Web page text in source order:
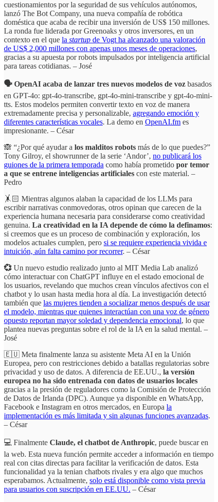
cuestionamientos por la seguridad de sus vehículos autónomos,
lanzó The Bot Company, una nueva compañía de robótica
doméstica que acaba de recibir una inversión de US$ 150 millones.
La ronda fue liderada por Greenoaks y otros inversores, en un
contexto en el que la startup de Vogt ha alcanzado una valoración
de US$ 2,000 millones con apenas unos meses de operaciones,
gracias a su apuesta por robots impulsados por inteligencia artificial
para tareas cotidianas. – José
🗣️ OpenAI acaba de lanzar tres nuevos modelos de voz basados
en GPT-4o: gpt-4o-transcribe, gpt-4o-mini-transcribe y gpt-4o-mini-
tts. Estos modelos permiten convertir texto en voz de manera
extremadamente precisa y personalizable, agregando emoción y
diferentes características vocales. La demo en OpenAI.fm es
impresionante. – César
🙈 “¿Por qué ayudar a los malditos robots más de lo que puedes?”
Tony Gilroy, el showrunner de la serie ‘Andor’, no publicará los
guiones de la primera temporada como había prometido por temor
a que se entrene inteligencias artificiales con este material. –
Pedro
🤸🏻 Mientras algunos alaban la capacidad de los LLMs para
escribir narrativas conmovedoras, otros opinan que carecen de la
experiencia humana necesaria para considerarse como creatividad
genuina. La creatividad en la IA depende de cómo la definamos:
si creemos que es un proceso de combinación y exploración, los
modelos actuales cumplen, pero si se requiere experiencia vivida e
intuición, aún falta camino por recorrer. – César
💞 Un nuevo estudio realizado junto al MIT Media Lab analizó
cómo interactuar con ChatGPT influye en el estado emocional de
los usuarios, revelando que muchos crean vínculos afectivos con el
chatbot y lo usan hasta media hora al día. La investigación detectó
también que las mujeres tienden a socializar menos después de usar
el modelo, mientras que quienes interactúan con una voz de género
opuesto reportan mayor soledad y dependencia emocional, lo que
plantea nuevas preguntas sobre el rol de la IA en la salud mental. –
José
🇪🇺 Meta finalmente lanza su asistente Meta AI en la Unión
Europea, pero con restricciones debido a batallas regulatorias sobre
privacidad y uso de datos. A diferencia de EE.UU., la versión
europea no ha sido entrenada con datos de usuarios locales
gracias a la presión de reguladores como la Comisión de Protección
de Datos de Irlanda (DPC). Aunque ya disponible en WhatsApp,
Facebook e Instagram en otros mercados, en Europa la
implementación es más limitada y sin algunas funciones avanzadas.
– César
💻 Finalmente Claude, el chatbot de Anthropic, puede buscar en
la web. Esta nueva función permite acceder a información en tiempo
real con citas directas para facilitar la verificación de datos. Esta
funcionalidad ya la tenian chatbots rivales y era algo que muchos
esperabamos. Actualmente, solo está disponible como vista previa
para usuarios con suscripción en EE.UU. – César